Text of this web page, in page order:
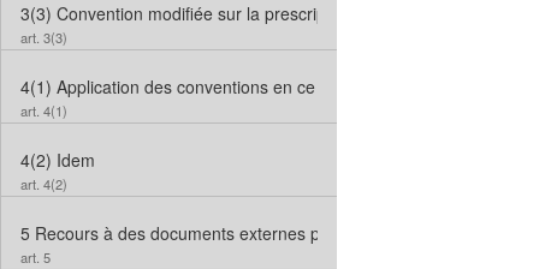
3(3) Convention modifiée sur la prescription
art. 3(3)
4(1) Application des conventions en ce qui concerne la prescription
art. 4(1)
4(2) Idem
art. 4(2)
5 Recours à des documents externes pour l’interprétation des
art. 5